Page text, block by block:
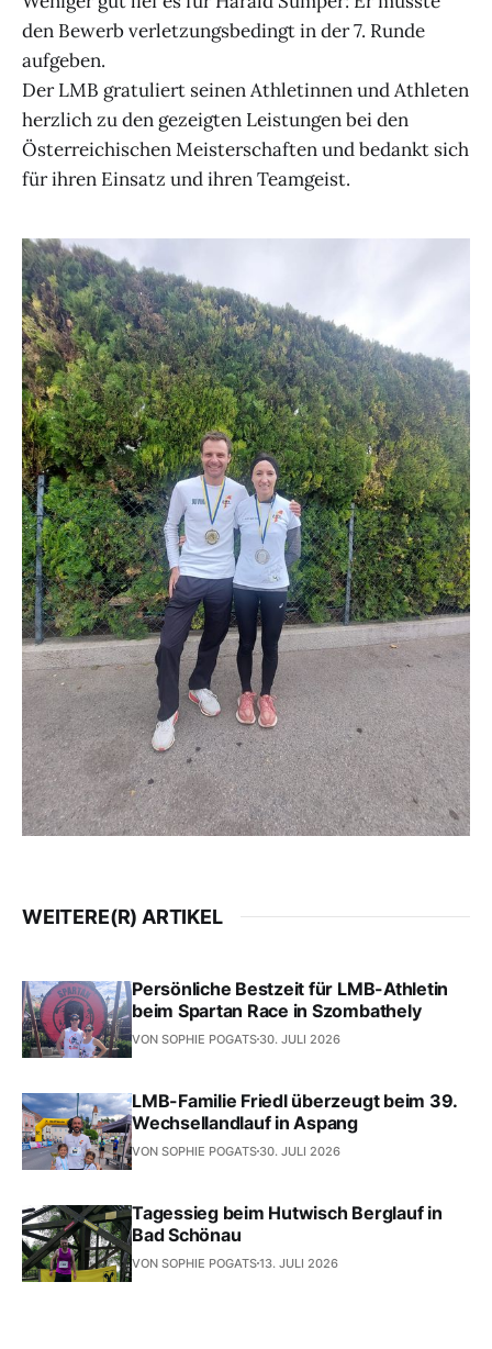
den Bewerb verletzungsbedingt in der 7. Runde
aufgeben.
Der LMB gratuliert seinen Athletinnen und Athleten
herzlich zu den gezeigten Leistungen bei den
Österreichischen Meisterschaften und bedankt sich
für ihren Einsatz und ihren Teamgeist.
WEITERE(R) ARTIKEL
Persönliche Bestzeit für LMB-Athletin
beim Spartan Race in Szombathely
VON SOPHIE POGATS 30. JULI 2026
LMB-Familie Friedl überzeugt beim 39.
Wechsellandlauf in Aspang
VON SOPHIE POGATS 30. JULI 2026
Tagessieg beim Hutwisch Berglauf in
Bad Schönau
VON SOPHIE POGATS13. JULI 2026